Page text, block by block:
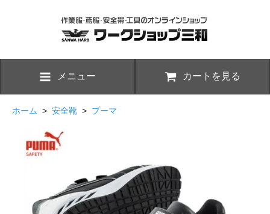
メニュー カートを見る
ホーム > 安全靴 > プーマ